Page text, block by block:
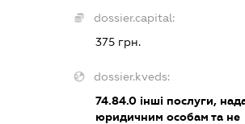
dossier.capital:
375 грн.
dossier.kveds:
74.84.0інші послуги,
юридичним особам та не